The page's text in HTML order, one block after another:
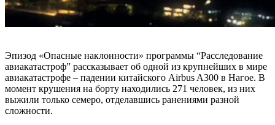
Эпизод «Опасные наклонности» программы “Расследование
авиакатастроф” рассказывает об одной из крупнейших в мире
авиакатастрофе – падении китайского Airbus A300 в Нагое. В
момент крушения на борту находились 271 человек, из них
выжили только семеро, отделавшись ранениями разной
сложности.